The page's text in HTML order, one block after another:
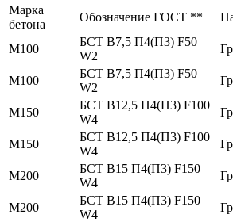
Марка
бетона
Обозначение ГОСТ **
М100
БСТ В7,5 П4(П3) F50
W2
М100
БСТ В7,5 П4(П3) F50
W2
М150
БСТ В12,5 П4(П3) F100
W4
М150
БСТ В12,5 П4(П3) F100
W4
М200
БСТ В15 П4(П3) F150
W4
М200
БСТ В15 П4(П3) F150
W4